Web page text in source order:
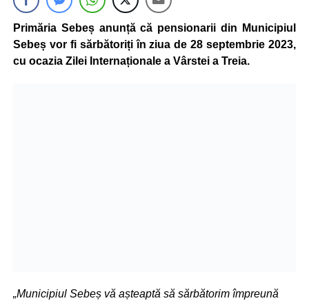
Primăria Sebeș anunță că pensionarii din Municipiul
Sebeș vor fi sărbătoriți în ziua de 28 septembrie 2023,
cu ocazia Zilei Internaționale a Vârstei a Treia.
„Municipiul Sebeș vă așteaptă să sărbătorim împreună